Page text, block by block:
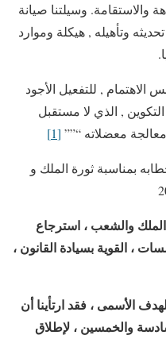
والاستقامة. وسيلتنا صيانة
وتأهيله , هيكلة وموارد
الاهتمام , للتفعيل الأجود
, الذي لا مستقبل
معضلاته “”” [1]
بمناسبة ثورة الملك و
والشعب ، استرجاع
، القوية بسيادة القانون ،
الأسمى ، فقد ارتأينا أن
والخمسين ، لإطلاق